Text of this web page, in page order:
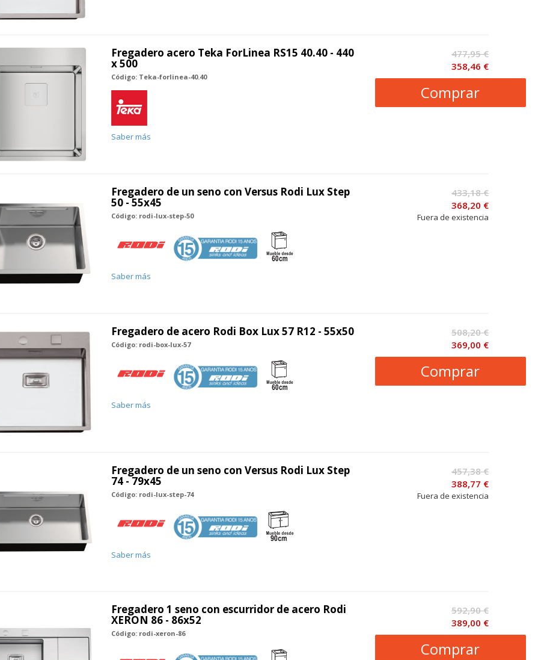
Fregadero acero Teka ForLinea RS15 40.40 - 440
x 500
Código: Teka-forlinea-40.40
Saber más
477,95 €
358,46 €
Comprar
Fregadero de un seno con Versus Rodi Lux Step
50 - 55x45
Código: rodi-lux-step-50
Saber más
433,18 €
368,20 €
Fuera de existencia
Fregadero de acero Rodi Box Lux 57 R12 - 55x50
Código: rodi-box-lux-57
Saber más
508,20 €
369,00 €
Comprar
Fregadero de un seno con Versus Rodi Lux Step
74 - 79x45
Código: rodi-lux-step-74
Saber más
457,38 €
388,77 €
Fuera de existencia
Fregadero 1 seno con escurridor de acero Rodi
XERON 86 - 86x52
Código: rodi-xeron-86
592,90 €
389,00 €
Comprar